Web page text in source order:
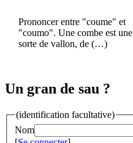
Prononcer entre "coume" et
"coumo". Une combe est une
sorte de vallon, de (…)
Un gran de sau ?
(identification facultative)
Nom